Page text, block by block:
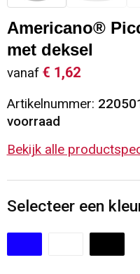
Sleutelhangers en
Snoepgoed
Spellen voor binnen
Vrije tijd en Strand
Vesten
Gilets
Blazers
Restauranttextiel
Reflecterende vesten
Hoofdbescherming
Gehoorbescherming
Americano®
met deksel
vanaf € 1,62
Artikelnummer:
voorraad
Bekijk alle
Selecteer een